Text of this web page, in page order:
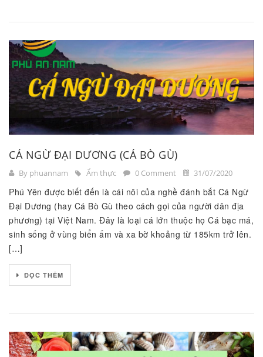
CÁ NGỪ ĐẠI DƯƠNG (CÁ BÒ GÙ)
By phuannam Ẩm thực 0 Comment 31/07/2020
Phú Yên được biết đến là cái nôi của nghề đánh bắt Cá Ngừ
Đại Dương (hay Cá Bò Gù theo cách gọi của người dân địa
phương) tại Việt Nam. Đây là loại cá lớn thuộc họ Cá bạc má,
sinh sống ở vùng biển ấm và xa bờ khoảng từ 185km trở lên.
[…]
ĐỌC THÊM